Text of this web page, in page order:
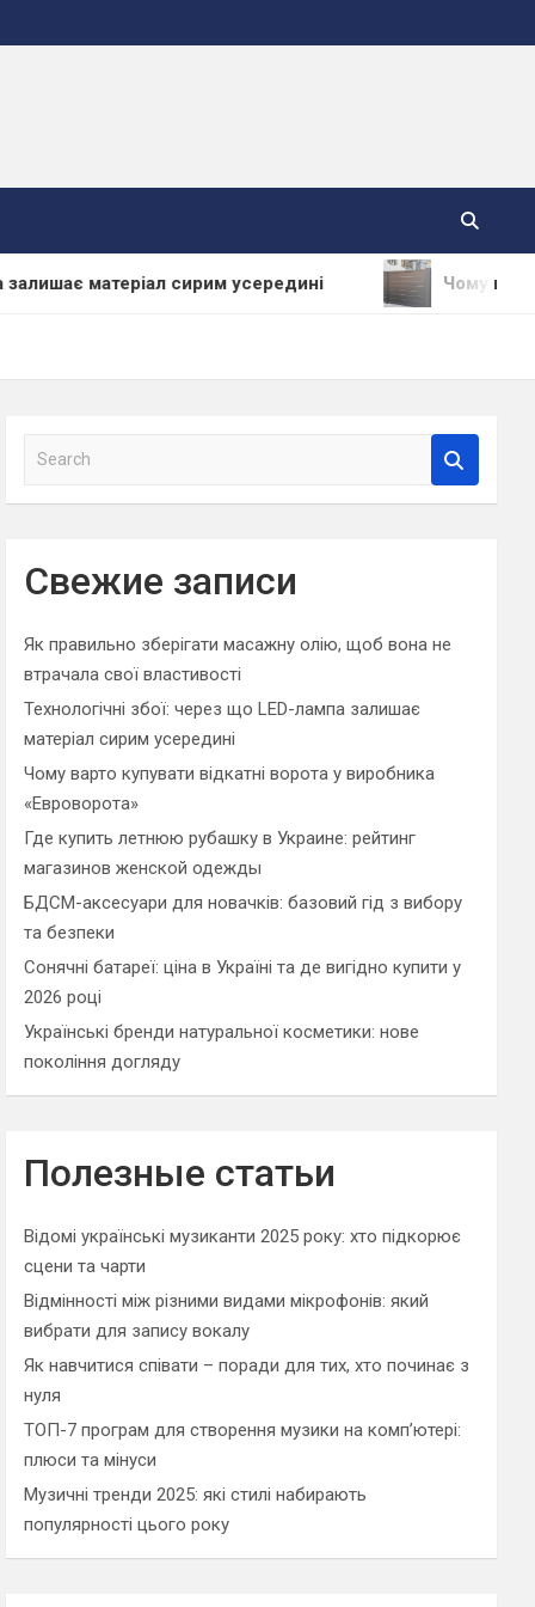
сирим усередині Чому варто
a
c
h
Свежие записи
Як правильно зберігати масажну олію, щоб вона не
втрачала свої властивості
Технологічні збої: через що LED-лампа залишає
матеріал сирим усередині
Чому варто купувати відкатні ворота у виробника
«Евроворота»
Где купить летнюю рубашку в Украине: рейтинг
магазинов женской одежды
БДСМ-аксесуари для новачків: базовий гід з вибору
та безпеки
Сонячні батареї: ціна в Україні та де вигідно купити у
2026 році
Українські бренди натуральної косметики: нове
покоління догляду
Полезные статьи
Відомі українські музиканти 2025 року: хто підкорює
сцени та чарти
Відмінності між різними видами мікрофонів: який
вибрати для запису вокалу
Як навчитися співати – поради для тих, хто починає з
нуля
ТОП-7 програм для створення музики на комп’ютері:
плюси та мінуси
Музичні тренди 2025: які стилі набирають
популярності цього року